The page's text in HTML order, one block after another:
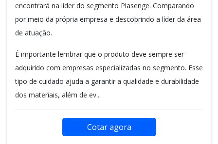
encontrará na líder do segmento Plasenge. Comparando
por meio da própria empresa e descobrindo a líder da área
de atuação.
É importante lembrar que o produto deve sempre ser
adquirido com empresas especializadas no segmento. Esse
tipo de cuidado ajuda a garantir a qualidade e durabilidade
dos materiais, além de ev...
Cotar agora